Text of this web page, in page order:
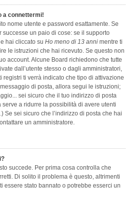
a connettermi!
nome utente e password esattamente. Se
un paio di cose: se il supporto
hai cliccato su Ho meno di 13 anni mentre ti
le istruzioni che hai ricevuto. Se questo non
account. Alcune Board richiedono che tutte
dall’utente stesso o dagli amministratori,
registri ti verrà indicato che tipo di attivazione
di posta, allora segui le istruzioni;
sei sicuro che il tuo indirizzo di posta
serve a ridurre la possibilità di avere utenti
Se sei sicuro che l’indirizzo di posta che hai
un amministratore.
succede. Per prima cosa controlla che
Di solito il problema è questo, altrimenti
essere stato bannato o potrebbe esserci un